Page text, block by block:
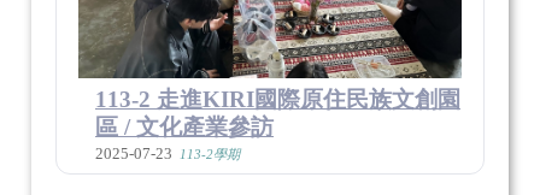
113-2 走進KIRI國際原住民族文創園
區 / 文化產業參訪
2025-07-23 113-2學期